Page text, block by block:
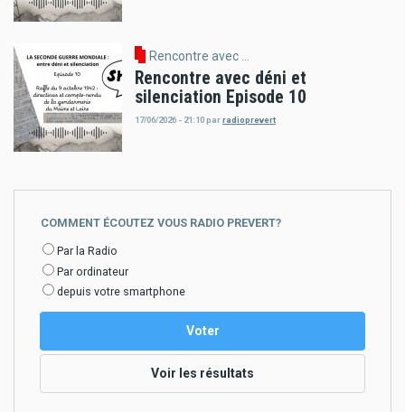
Rencontre avec ...
Rencontre avec déni et
silenciation Episode 10
17/06/2026 - 21:10parradioprevert
COMMENT ÉCOUTEZ VOUS RADIO PREVERT?
ChoixPar la Radio
Par ordinateur
depuis votre smartphone